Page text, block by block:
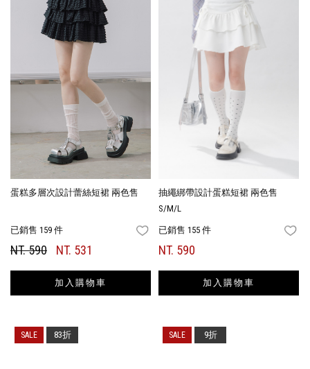
蛋糕多層次設計蕾絲短裙 兩色售
已銷售 159 件 FAVORITES
NT. 590 NT. 531
加入購物車
抽繩綁帶設計蛋糕短裙 兩色售
S/M/L
已銷售 155 件
NT. 590
加入購物車
83折 9折